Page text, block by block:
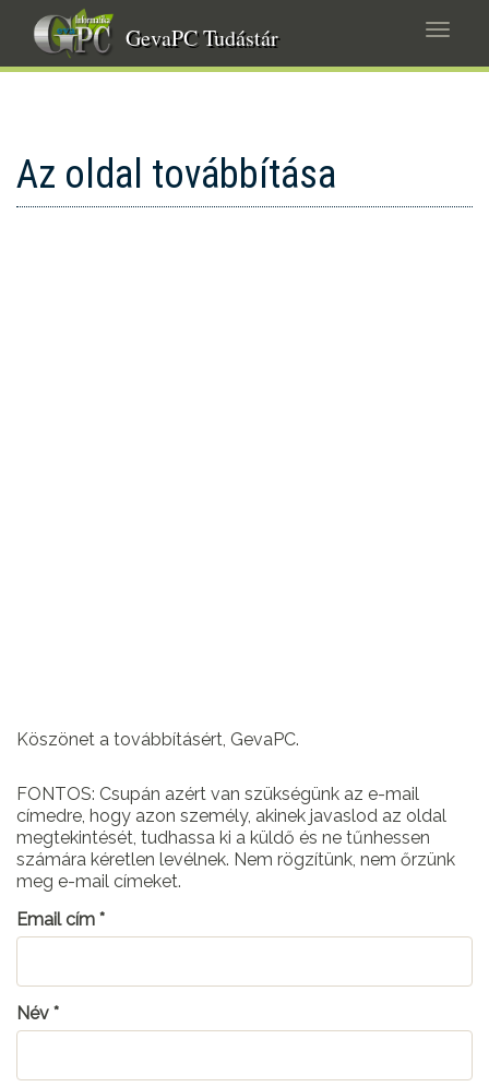
tartalomra
GevaPC Tudástár
Az oldal továbbítása
Köszönet a továbbításért, GevaPC.
FONTOS: Csupán azért van szükségünk az e-mail
címedre, hogy azon személy, akinek javaslod az oldal
megtekintését, tudhassa ki a küldő és ne tűnhessen
számára kéretlen levélnek. Nem rögzítünk, nem őrzünk
meg e-mail címeket.
Email cím *
Név *